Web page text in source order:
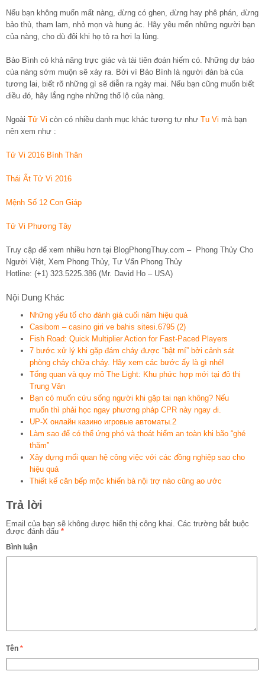
Nếu bạn không muốn mất nàng, đừng có ghen, đừng hay phê phán, đừng
bảo thủ, tham lam, nhỏ mọn và hung ác. Hãy yêu mến những người bạn
của nàng, cho dù đôi khi họ tỏ ra hơi lạ lùng.
Bảo Bình có khả năng trực giác và tài tiên đoán hiếm có. Những dự báo
của nàng sớm muộn sẽ xảy ra. Bởi vì Bảo Bình là người đàn bà của
tương lai, biết rõ những gì sẽ diễn ra ngày mai. Nếu bạn cũng muốn biết
điều đó, hãy lắng nghe những thổ lộ của nàng.
Ngoài Tử Vi còn có nhiều danh mục khác tương tự như Tu Vi mà bạn
nên xem như :
Tử Vi 2016 Bính Thân
Thái Ất Tử Vi 2016
Mệnh Số 12 Con Giáp
Tử Vi Phương Tây
Truy cập để xem nhiều hơn tại BlogPhongThuy.com – Phong Thủy Cho
Người Việt, Xem Phong Thủy, Tư Vấn Phong Thủy
Hotline: (+1) 323.5225.386 (Mr. David Ho – USA)
Nội Dung Khác
Những yếu tố cho đánh giá cuối năm hiệu quả
Casibom – casino giri ve bahis sitesi.6795 (2)
Fish Road: Quick Multiplier Action for Fast‑Paced Players
7 bước xử lý khi gặp đám cháy được “bật mí” bởi cảnh sát
phòng cháy chữa cháy. Hãy xem các bước ấy là gì nhé!
Tổng quan và quy mô The Light: Khu phức hợp mới tại đô thị
Trung Văn
Bạn có muốn cứu sống người khi gặp tai nạn không? Nếu
muốn thì phải học ngay phương pháp CPR này ngay đi.
UP-X онлайн казино игровые автоматы.2
Làm sao để có thể ứng phó và thoát hiểm an toàn khi bão “ghé
thăm”
Xây dựng mối quan hệ công việc với các đồng nghiệp sao cho
hiệu quả
Thiết kế căn bếp mộc khiến bà nội trợ nào cũng ao ước
Trả lời
Email của bạn sẽ không được hiển thị công khai. Các trường bắt buộc
được đánh dấu *
Bình luận
Tên *